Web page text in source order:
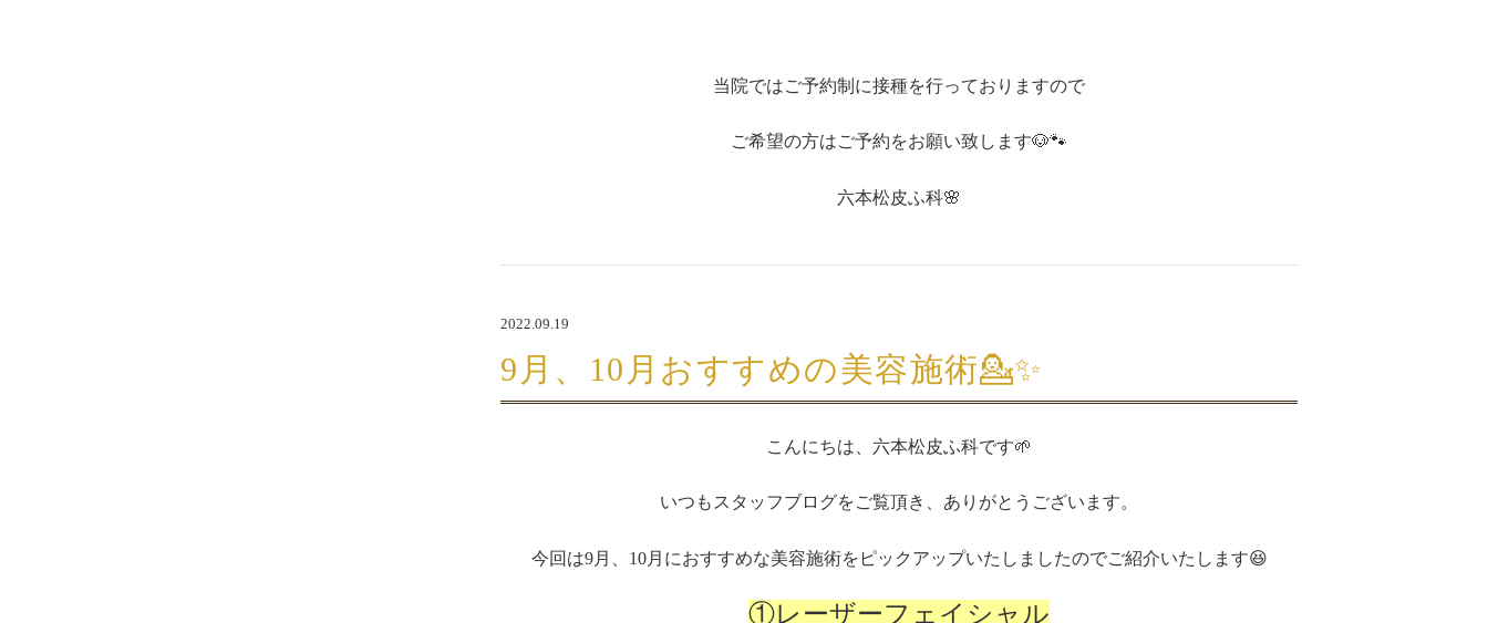
当院ではご予約制に接種を行っておりますので
ご希望の方はご予約をお願い致します🐶🐾
六本松皮ふ科🌸
2022.09.19
9月、10月おすすめの美容施術💁✨️
こんにちは、六本松皮ふ科です🌱
いつもスタッフブログをご覧頂き、ありがとうございます。
今回は9月、10月におすすめな美容施術をピックアップいたしましたのでご紹介いたします😆
①レーザーフェイシャル